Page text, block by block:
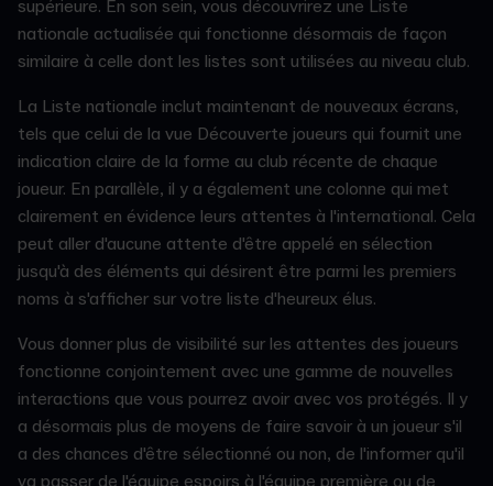
supérieure. En son sein, vous découvrirez une Liste
nationale actualisée qui fonctionne désormais de façon
similaire à celle dont les listes sont utilisées au niveau club.
La Liste nationale inclut maintenant de nouveaux écrans,
tels que celui de la vue Découverte joueurs qui fournit une
indication claire de la forme au club récente de chaque
joueur. En parallèle, il y a également une colonne qui met
clairement en évidence leurs attentes à l'international. Cela
peut aller d'aucune attente d'être appelé en sélection
jusqu'à des éléments qui désirent être parmi les premiers
noms à s'afficher sur votre liste d'heureux élus.
Vous donner plus de visibilité sur les attentes des joueurs
fonctionne conjointement avec une gamme de nouvelles
interactions que vous pourrez avoir avec vos protégés. Il y
a désormais plus de moyens de faire savoir à un joueur s'il
a des chances d'être sélectionné ou non, de l'informer qu'il
va passer de l'équipe espoirs à l'équipe première ou de